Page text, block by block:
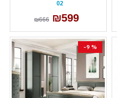
02
₪666 ₪599
-9 %